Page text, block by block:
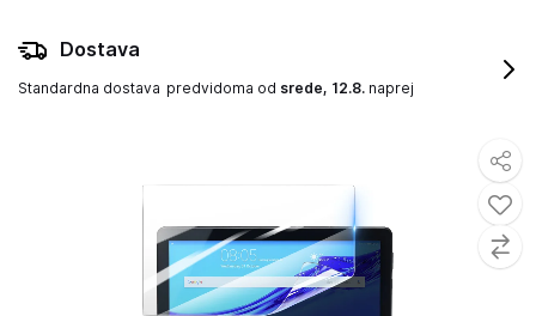
Dostava
Standardna dostava predvidoma od srede, 12.8. naprej